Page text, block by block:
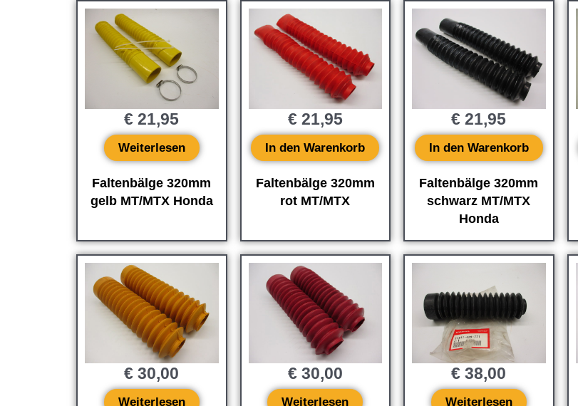
Faltenbälge 320mm
gelb MT/MTX Honda
€ 21,95
Weiterlesen
Faltenbälge 320mm
rot MT/MTX
€21,95
In den Warenkorb
Faltenbälge 320mm
schwarz MT/MTX
Honda
€ 21,95
In den Warenkorb
€ 30,00
Weiterlesen
€30,00
Weiterlesen
€ 38,00
Weiterlesen